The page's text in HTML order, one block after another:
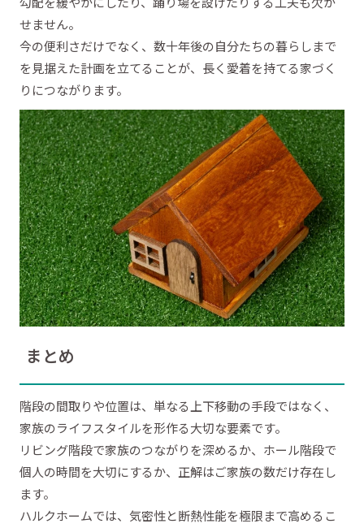
せません。
今の便利さだけでなく、数十年後の自分たちの暮らしまで
を見据えた計画を立てることが、長く愛着を持てる家づく
りにつながります。
まとめ
階段の間取りや位置は、単なる上下移動の手段ではなく、
家族のライフスタイルを形作る大切な要素です。
リビング階段で家族のつながりを深めるか、ホール階段で
個人の時間を大切にするか、正解はご家族の数だけ存在し
ます。
ハルクホームでは、気密性と断熱性能を極限まで高めるこ